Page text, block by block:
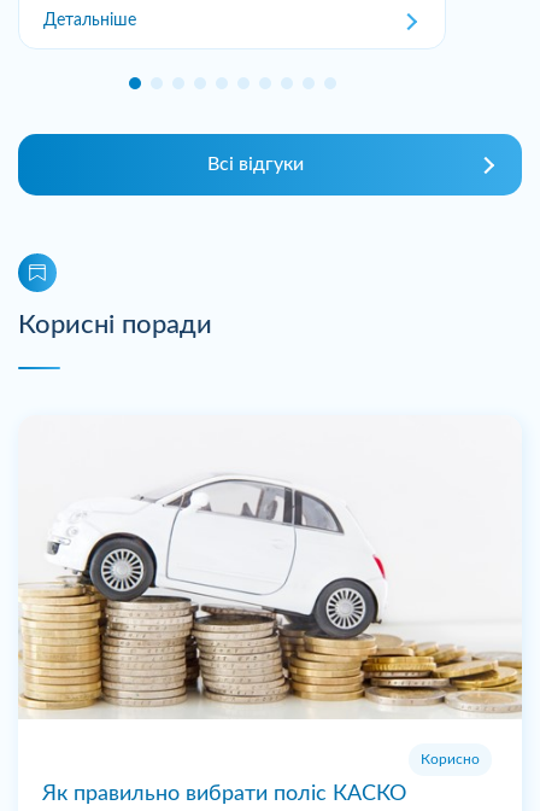
Детальніше
Всі відгуки
Корисні поради
Корисно
Як правильно вибрати поліс КАСКО